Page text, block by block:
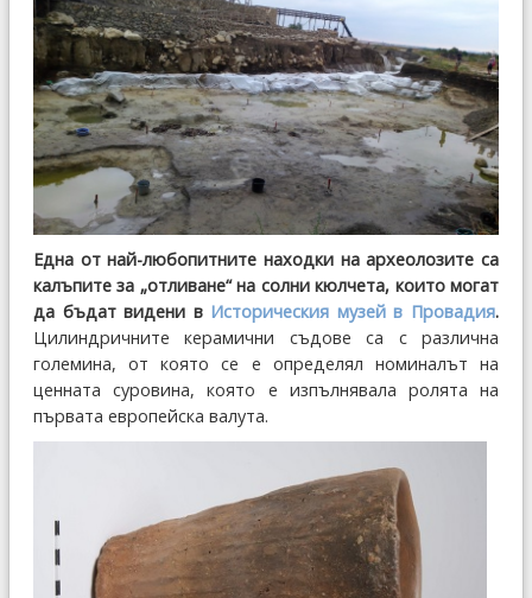
Една от най-любопитните находки на археолозите са
калъпите за „отливане“ на солни кюлчета, които могат
да бъдат видени в Историческия музей в Провадия.
Цилиндричните керамични съдове са с различна
големина, от която се е определял номиналът на
ценната суровина, която е изпълнявала ролята на
първата европейска валута.